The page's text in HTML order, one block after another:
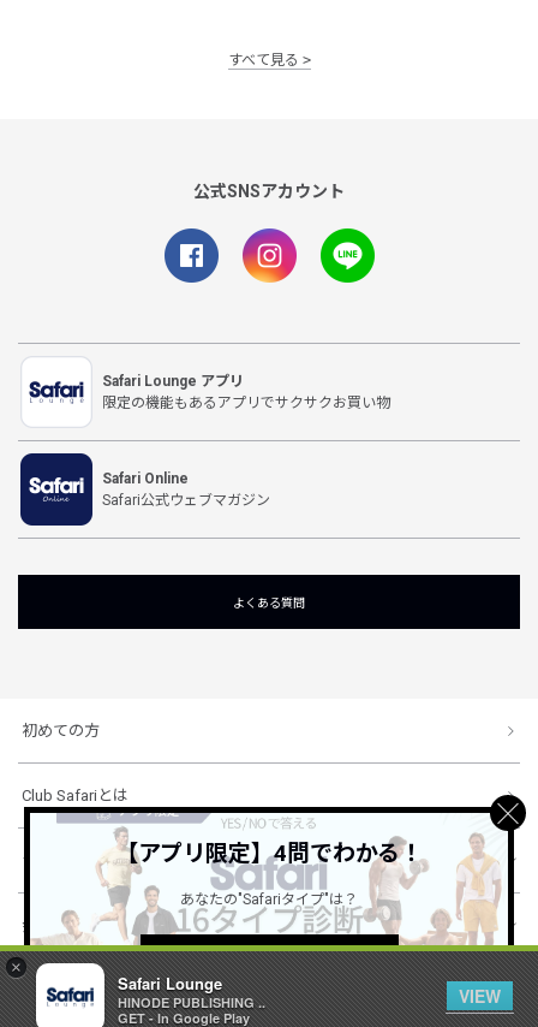
×
Safari Lounge
HINODE PUBLISHING ..
GET - In Google Play
VIEW
すべて見る
公式SNSアカウント
Safari Lounge アプリ
限定の機能もあるアプリでサクサクお買い物
Safari Online
Safari公式ウェブマガジン
よくある質問
初めての方
Club Safariとは
ショッピングガイド
会社概要・規約
© 1996-2026 HINODE PUBLISHING co., ltd. All Rights Reserved.
【アプリ限定】4問でわかる！
あなたの"Safariタイプ"は？
詳しくはこちら ＞